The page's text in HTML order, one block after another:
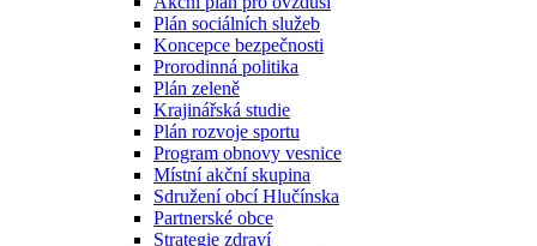
Plán sociálních služeb
Koncepce bezpečnosti
Prorodinná politika
Plán zeleně
Krajinářská studie
Plán rozvoje sportu
Program obnovy vesnice
Místní akční skupina
Sdružení obcí Hlučínska
Partnerské obce
Strategie zdraví